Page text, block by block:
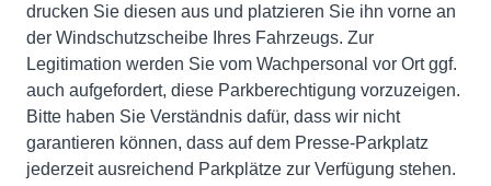
drucken Sie diesen aus und platzieren Sie ihn vorne an
der Windschutzscheibe Ihres Fahrzeugs. Zur
Legitimation werden Sie vom Wachpersonal vor Ort ggf.
auch aufgefordert, diese Parkberechtigung vorzuzeigen.
Bitte haben Sie Verständnis dafür, dass wir nicht
garantieren können, dass auf dem Presse-Parkplatz
jederzeit ausreichend Parkplätze zur Verfügung stehen.